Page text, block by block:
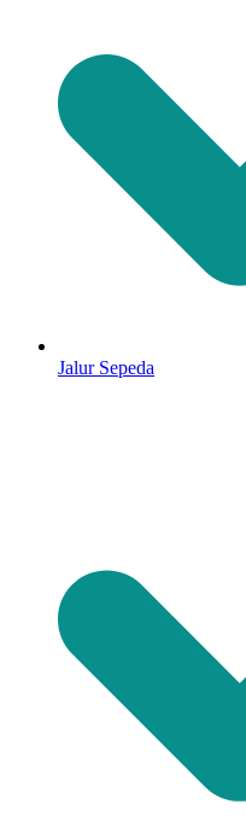
Jalur Sepeda